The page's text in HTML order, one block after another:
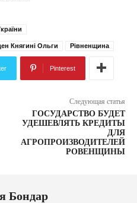
Княгині Ольги Рівненщина
Pinterest
Следующая статья
ГОСУДАРСТВО БУДЕТ
УДЕШЕВЛЯТЬ КРЕДИТЫ
ДЛЯ
АГРОПРОИЗВОДИТЕЛЕЙ
РОВЕНЩИНЫ
Бондар